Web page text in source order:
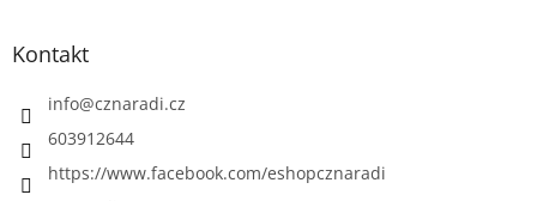
Kontakt
info@cznaradi.cz
603912644
https://www.facebook.com/eshopcznaradi